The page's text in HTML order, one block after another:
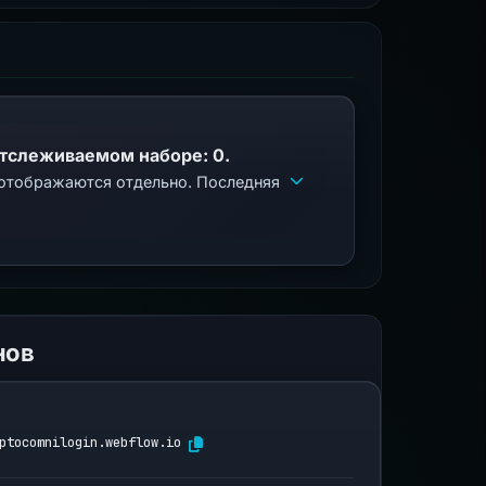
наборе: 0.
отдельно. Последняя